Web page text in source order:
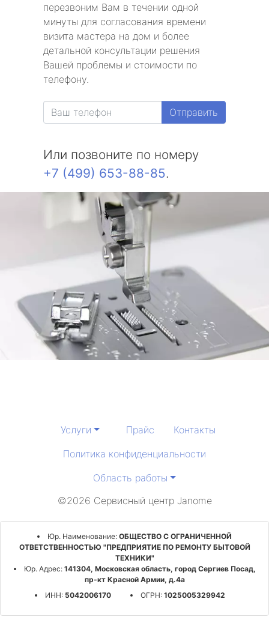
перезвоним Вам в течении одной
минуты для согласования времени
визита мастера на дом и более
детальной консультации решения
Вашей проблемы и стоимости по
телефону.
Отправить
Или позвоните по номеру
+7 (499) 653-88-85.
Услуги Прайс
Контакты
Политика конфиденциальности
Область работы
©2026 Сервисный центр Janome
Юр. Наименование: ОБЩЕСТВО С ОГРАНИЧЕННОЙ
ОТВЕТСТВЕННОСТЬЮ "ПРЕДПРИЯТИЕ ПО РЕМОНТУ БЫТОВОЙ
ТЕХНИКИ"
Юр. Адрес:141304, Московская область, город Сергиев Посад,
пр-кт Красной Армии, д.4а
ИНН:5042006170 ОГРН:1025005329942